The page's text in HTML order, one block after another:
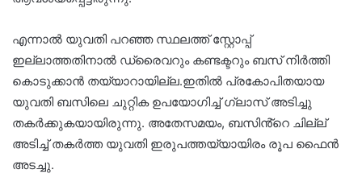
എന്നാൽ യുവതി പറഞ്ഞ സ്ഥലത്ത് സ്റ്റോപ്പ്
ഇല്ലാത്തതിനാൽ ഡ്രൈവറും കണ്ടക്ടറും ബസ് നിർത്തി
കൊടുക്കാൻ തയ്യാറായില്ല.ഇതിൽ പ്രകോപിതയായ
യുവതി ബസിലെ ചുറ്റിക ഉപയോഗിച്ച് ഗ്ലാസ് അടിച്ചു
തകർക്കുകയായിരുന്നു. അതേസമയം, ബസിൻ്റെ ചില്ല്
അടിച്ച് തകർത്ത യുവതി ഇരുപത്തയ്യായിരം രൂപ ഫൈൻ
അടച്ചു.